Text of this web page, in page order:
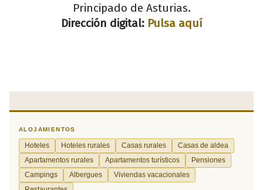
Principado de Asturias.
Dirección digital: Pulsa aquí